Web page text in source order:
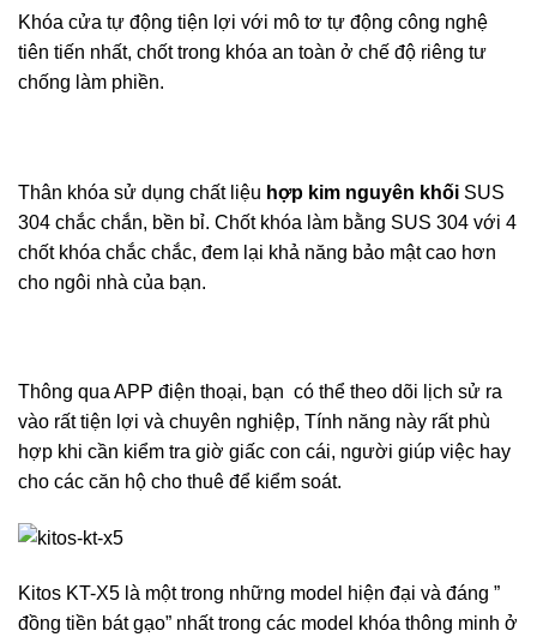
Khóa cửa tự động tiện lợi với mô tơ tự động công nghệ
tiên tiến nhất, chốt trong khóa an toàn ở chế độ riêng tư
chống làm phiền.
Thân khóa sử dụng chất liệu hợp kim nguyên khối SUS
304 chắc chắn, bền bỉ. Chốt khóa làm bằng SUS 304 với 4
chốt khóa chắc chắc, đem lại khả năng bảo mật cao hơn
cho ngôi nhà của bạn.
Thông qua APP điện thoại, bạn có thể theo dõi lịch sử ra
vào rất tiện lợi và chuyên nghiệp, Tính năng này rất phù
hợp khi cần kiểm tra giờ giấc con cái, người giúp việc hay
cho các căn hộ cho thuê để kiểm soát.
Kitos KT-X5 là một trong những model hiện đại và đáng ”
đồng tiền bát gạo” nhất trong các model khóa thông minh ở